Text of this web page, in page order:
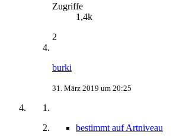
Zugriffe
1,4k
2
burki
31. März 2019 um 20:25
bestimmt auf Artniveau